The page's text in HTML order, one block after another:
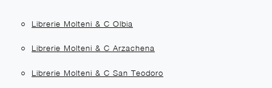
Librerie Molteni & C Olbia
Librerie Molteni & C Arzachena
Librerie Molteni & C San Teodoro